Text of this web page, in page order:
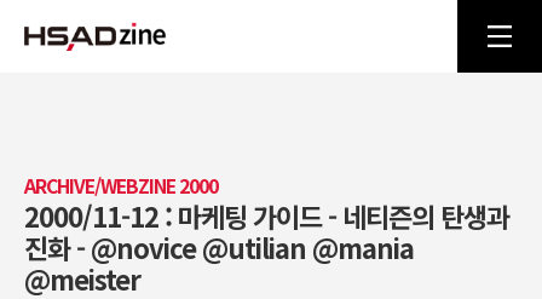
ARCHIVE/WEBZINE 2000
2000/11-12 : 마케팅 가이드 - 네티즌의 탄생과
진화 - @novice @utilian @mania
@meister